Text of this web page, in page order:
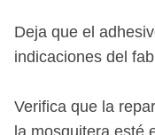
Deja que el
indicaciones del
Verifica que la
la mosquitera esté